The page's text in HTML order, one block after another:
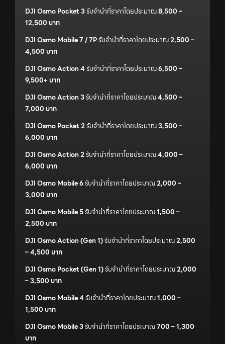
DJI Osmo Pocket 3รับจำนำที่ราคาโดยประมาณ8,500 –
12,500 บาท
DJI Osmo Mobile 7 / 7Pรับจำนำที่ราคาโดยประมาณ2,500 –
4,500 บาท
DJI Osmo Action 4รับจำนำที่ราคาโดยประมาณ6,500 –
9,500+ บาท
DJI Osmo Action 3รับจำนำที่ราคาโดยประมาณ4,500 –
7,000 บาท
DJI Osmo Pocket 2รับจำนำที่ราคาโดยประมาณ3,500 –
6,000 บาท
DJI Osmo Action 2รับจำนำที่ราคาโดยประมาณ4,000 –
6,000 บาท
DJI Osmo Mobile 6รับจำนำที่ราคาโดยประมาณ2,000 –
3,000 บาท
DJI Osmo Mobile 5รับจำนำที่ราคาโดยประมาณ1,500 –
2,500 บาท
DJI Osmo Action (Gen 1)รับจำนำที่ราคาโดยประมาณ2,500
– 4,500 บาท
DJI Osmo Pocket (Gen 1)รับจำนำที่ราคาโดยประมาณ2,000
– 3,500 บาท
DJI Osmo Mobile 4รับจำนำที่ราคาโดยประมาณ1,000 –
1,500 บาท
DJI Osmo Mobile 3รับจำนำที่ราคาโดยประมาณ700 – 1,300
บาท